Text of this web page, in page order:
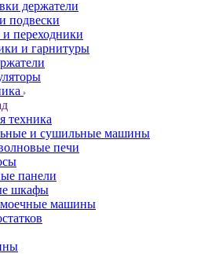
держатели
подвески
переходники
и гарнитуры
техника
и сушильные машины
печи
панели
шкафы
машины